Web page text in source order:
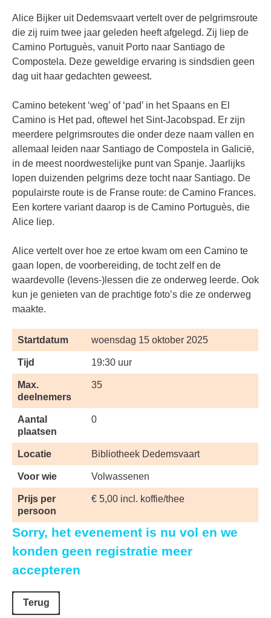
Alice Bijker uit Dedemsvaart vertelt over de pelgrimsroute
die zij ruim twee jaar geleden heeft afgelegd. Zij liep de
Camino Portuguès, vanuit Porto naar Santiago de
Compostela. Deze geweldige ervaring is sindsdien geen
dag uit haar gedachten geweest.
Camino betekent ‘weg’ of ‘pad’ in het Spaans en El
Camino is Het pad, oftewel het Sint-Jacobspad. Er zijn
meerdere pelgrimsroutes die onder deze naam vallen en
allemaal leiden naar Santiago de Compostela in Galicië,
in de meest noordwestelijke punt van Spanje. Jaarlijks
lopen duizenden pelgrims deze tocht naar Santiago. De
populairste route is de Franse route: de Camino Frances.
Een kortere variant daarop is de Camino Portuguès, die
Alice liep.
Alice vertelt over hoe ze ertoe kwam om een Camino te
gaan lopen, de voorbereiding, de tocht zelf en de
waardevolle (levens-)lessen die ze onderweg leerde. Ook
kun je genieten van de prachtige foto’s die ze onderweg
maakte.
Startdatum woensdag 15 oktober 2025
Tijd 19:30 uur
Max.
deelnemers
35
Aantal
plaatsen
0
Locatie Bibliotheek Dedemsvaart
Voor wie Volwassenen
Prijs per
persoon
€ 5,00 incl. koffie/thee
Sorry, het evenement is nu vol en we
konden geen registratie meer
accepteren
Terug